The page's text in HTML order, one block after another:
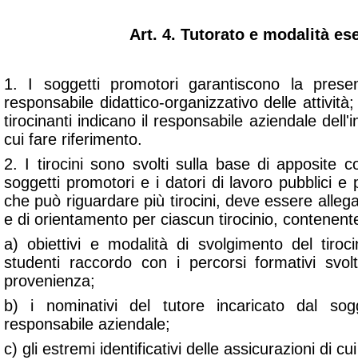
Art. 4. Tutorato e modalità
1. I soggetti promotori garantiscono la
responsabile didattico-organizzativo delle
tirocinanti indicano il responsabile aziendale
cui fare riferimento.
2. I tirocini sono svolti sulla base di apposite
soggetti promotori e i datori di lavoro pubblici e
che può riguardare più tirocini, deve essere
e di orientamento per ciascun tirocinio,
a) obiettivi e modalità di svolgimento del
studenti raccordo con i percorsi formativi
provenienza;
b) i nominativi del tutore incaricato dal
responsabile aziendale;
c) gli estremi identificativi delle assicurazioni di